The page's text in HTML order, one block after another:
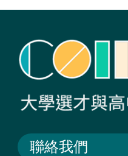
聯絡我們